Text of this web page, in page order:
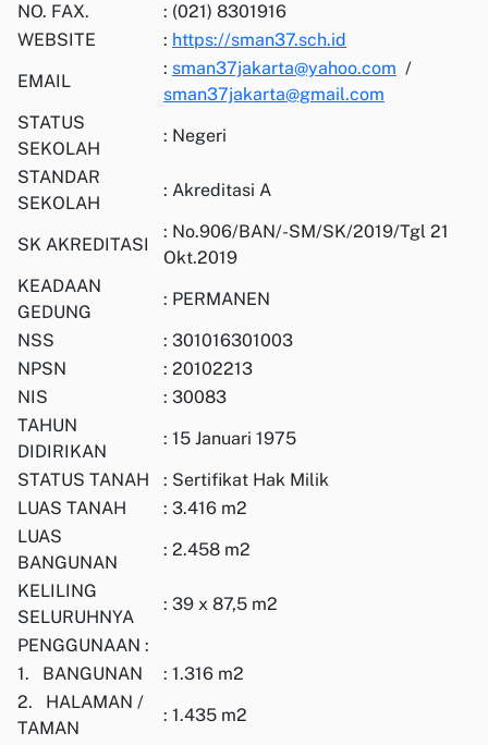
NO. FAX.
: (021) 8301916
WEBSITE
: https://sman37.sch.id
EMAIL
: sman37jakarta@yahoo.com /
sman37jakarta@gmail.com
STATUS
SEKOLAH
: Negeri
STANDAR
SEKOLAH
: Akreditasi A
SK AKREDITASI
: No.906/BAN/-SM/SK/2019/Tgl 21
Okt.2019
KEADAAN
GEDUNG
: PERMANEN
NSS
: 301016301003
NPSN
: 20102213
NIS
: 30083
TAHUN
DIDIRIKAN
: 15 Januari 1975
STATUS TANAH
: Sertifikat Hak Milik
LUAS TANAH
: 3.416 m2
LUAS
BANGUNAN
: 2.458 m2
KELILING
SELURUHNYA
: 39 x 87,5 m2
PENGGUNAAN :
1. BANGUNAN
: 1.316 m2
2. HALAMAN /
TAMAN
: 1.435 m2